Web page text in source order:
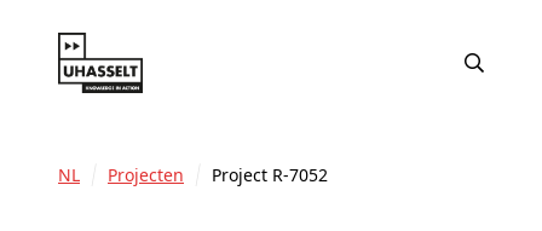
NL Projecten Project R-7052